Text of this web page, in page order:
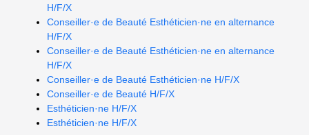
H/F/X
Conseiller·e de Beauté Esthéticien·ne en alternance
H/F/X
Conseiller·e de Beauté Esthéticien·ne en alternance
H/F/X
Conseiller·e de Beauté Esthéticien·ne H/F/X
Conseiller·e de Beauté H/F/X
Esthéticien·ne H/F/X
Esthéticien·ne H/F/X